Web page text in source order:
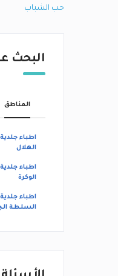
حب الشباب
البحث
المناطق
اطباء
الهلال
اطباء
الوكرة
اطباء
السلطة